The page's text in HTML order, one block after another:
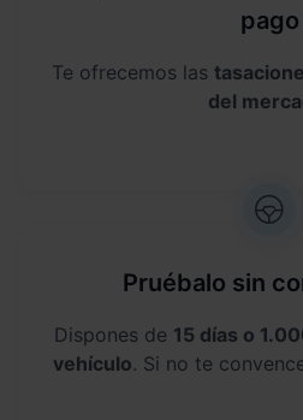
pago
Te ofrecemos las
del
Pruébalo sin
Dispones de 15 días o
vehículo. Si no te